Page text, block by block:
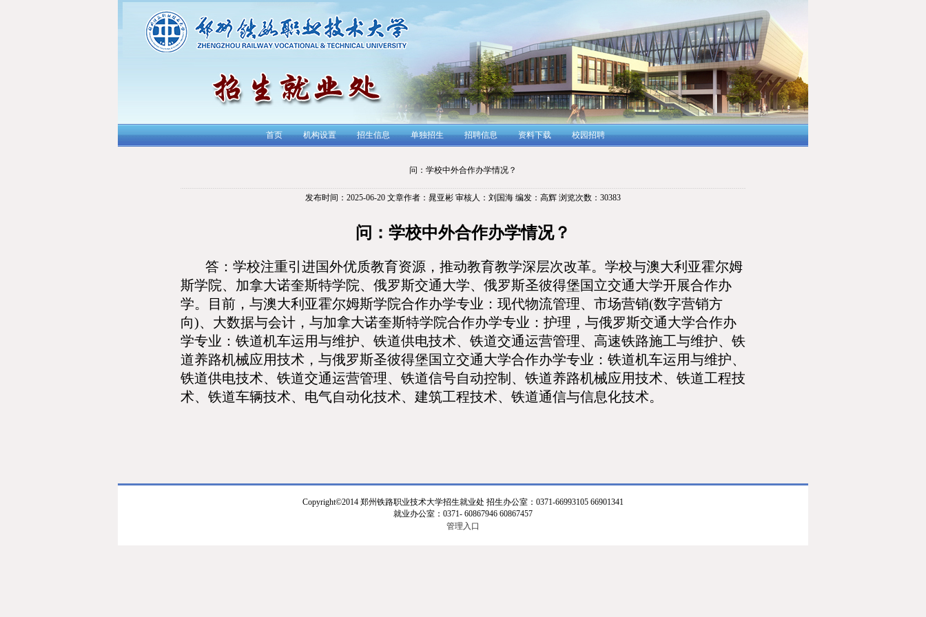
首页 机构设置 招生信息 单独招生 招聘信息 资料下载 校园招聘
问：学校中外合作办学情况？
发布时间：2025-06-20 文章作者：晁亚彬 审核人：刘国海 编发：高辉 浏览次数： 30383
问：学校中外合作办学情况？
答：学校注重引进国外优质教育资源，推动教育教学深层次改革。学校与澳大利亚霍尔姆
斯学院、加拿大诺奎斯特学院、俄罗斯交通大学、俄罗斯圣彼得堡国立交通大学开展合作办
学。目前，与澳大利亚霍尔姆斯学院合作办学专业：现代物流管理、市场营销(数字营销方
向)、大数据与会计，与加拿大诺奎斯特学院合作办学专业：护理，与俄罗斯交通大学合作办
学专业：铁道机车运用与维护、铁道供电技术、铁道交通运营管理、高速铁路施工与维护、铁
道养路机械应用技术，与俄罗斯圣彼得堡国立交通大学合作办学专业：铁道机车运用与维护、
铁道供电技术、铁道交通运营管理、铁道信号自动控制、铁道养路机械应用技术、铁道工程技
术、铁道车辆技术、电气自动化技术、建筑工程技术、铁道通信与信息化技术。
Copyright©2014 郑州铁路职业技术大学招生就业处 招生办公室：0371-66993105 66901341
就业办公室：0371- 60867946 60867457
管理入口